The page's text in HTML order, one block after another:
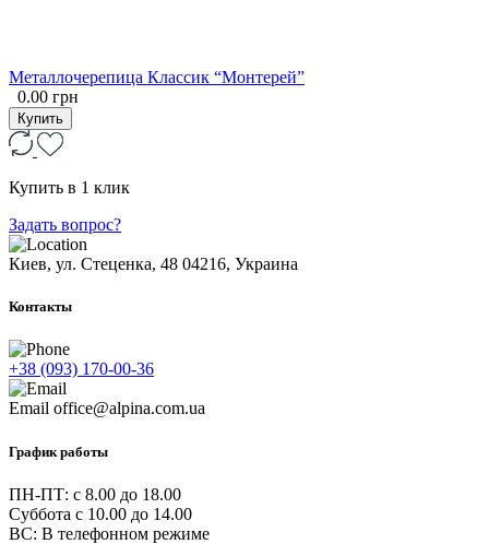
Металлочерепица Классик “Монтерей”
0.00 грн
Купить
Купить в 1 клик
Задать вопрос?
Киев, ул. Стеценка, 48 04216, Украина
Контакты
+38 (093) 170-00-36
Email office@alpina.com.ua
График работы
ПН-ПТ: c 8.00 до 18.00
Суббота с 10.00 до 14.00
ВС: В телефонном режиме